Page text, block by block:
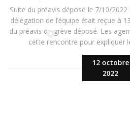
12 octobre
2022
Suite du préavis déposé le 7/10/
délégation de l’équipe était reçue à
du préavis de grève déposé. Les
cette rencontre pour expliquer